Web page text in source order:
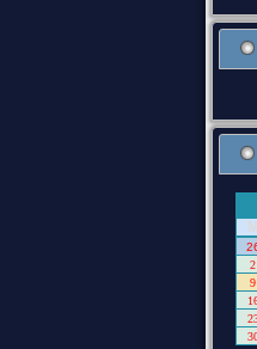
M
2
9